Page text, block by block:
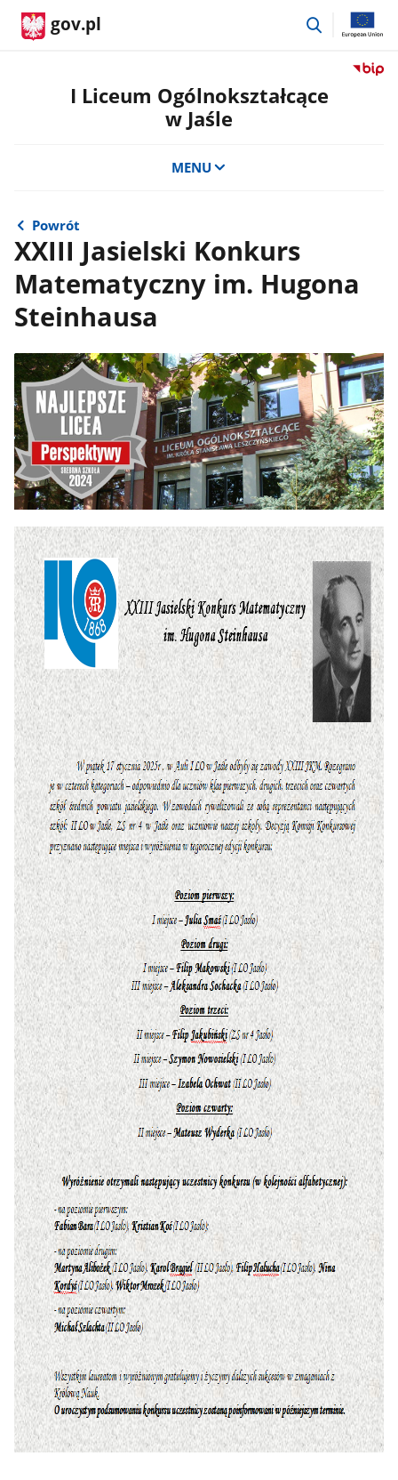
gov.pl
przejdź
Przejdź
I Liceum Ogólnokształcące
w Jaśle
MENU
Powrót
XXIII Jasielski Konkurs
Matematyczny im. Hugona
Steinhausa